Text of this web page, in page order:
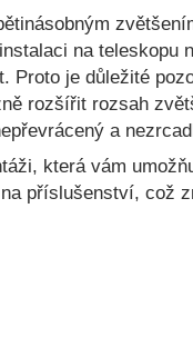
na
je důležité
rozšířit rozsah
a
která vám
příslušenství, což